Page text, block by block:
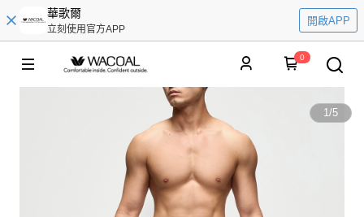
華歌爾
立刻使用官方APP
開啟APP
0
1/5